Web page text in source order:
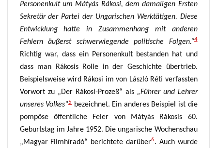
Personenkult um Mátyás Rákosi, dem damaligen Ersten
Sekretär der Partei der Ungarischen Werktätigen. Diese
Entwicklung hatte in Zusammenhang mit anderen
Fehlern äußerst schwerwiegende politische Folgen.“4
Richtig war, dass ein Personenkult bestanden hat und
dass man Rákosis Rolle in der Geschichte übertrieb.
Beispielsweise wird Rákosi im von László Réti verfassten
Vorwort zu „Der Rákosi-Prozeß“ als „Führer und Lehrer
unseres Volkes“5 bezeichnet. Ein anderes Beispiel ist die
pompöse öffentliche Feier von Mátyás Rákosis 60.
Geburtstag im Jahre 1952. Die ungarische Wochenschau
„Magyar Filmhíradó“ berichtete darüber6. Auch wurde